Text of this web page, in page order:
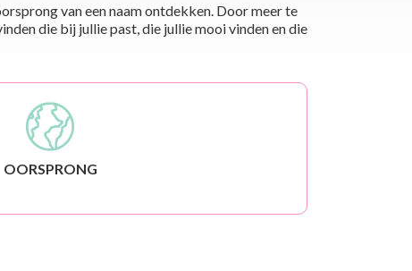
van een naam ontdekken. Door meer te
die bij jullie past, die jullie mooi vinden en die
OORSPRONG